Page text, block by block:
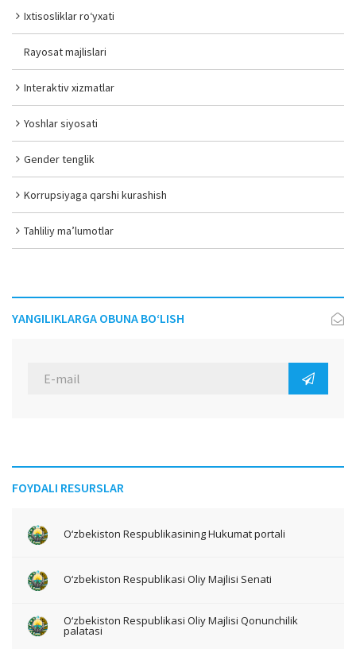
Ixtisosliklar ro‘yxati
Rayosat majlislari
Interaktiv xizmatlar
Yoshlar siyosati
Gender tenglik
Korrupsiyaga qarshi kurashish
Tahliliy ma’lumotlar
YANGILIKLARGA OBUNA BO‘LISH
FOYDALI RESURSLAR
O‘zbekiston Respublikasining Hukumat portali
O‘zbekiston Respublikasi Oliy Majlisi Senati
O‘zbekiston Respublikasi Oliy Majlisi Qonunchilik
palatasi